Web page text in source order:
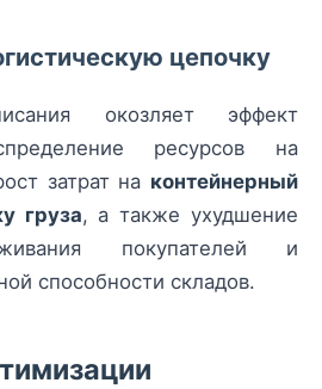
цепочку
окозляет эффект
ресурсов на
затрат на контейнерный
груза, а также ухудшение
покупателей и
способности складов.